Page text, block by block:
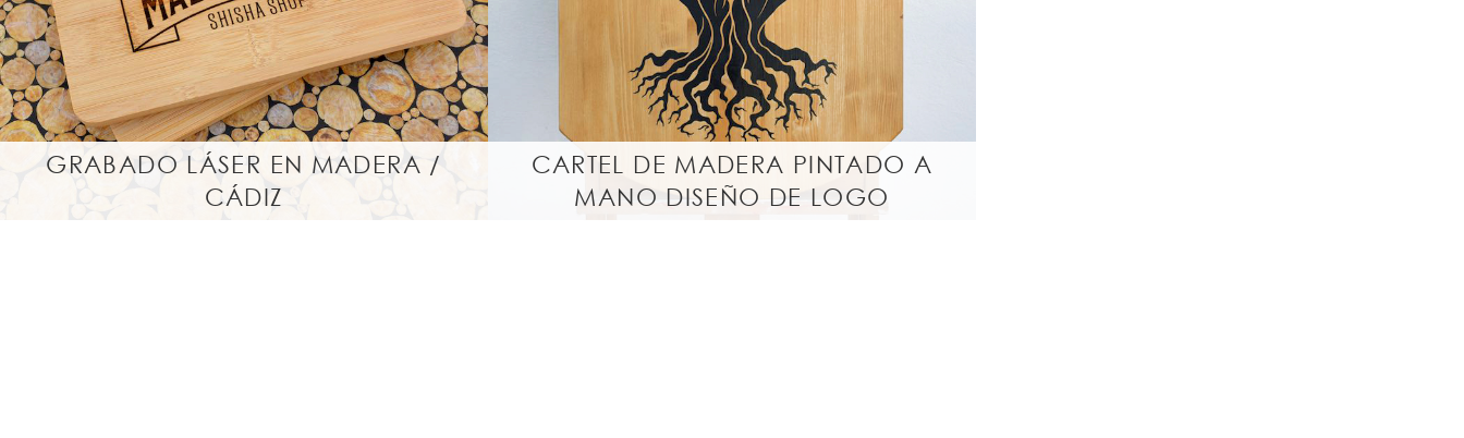
GRABADO LÁSER EN MADERA /
CÁDIZ
CARTEL DE MADERA PINTADO A
MANO DISEÑO DE LOGO